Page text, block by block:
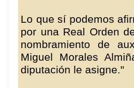
Lo que sí podemos
por una Real Orden
nombramiento de
Miguel Morales
diputación le asigne."